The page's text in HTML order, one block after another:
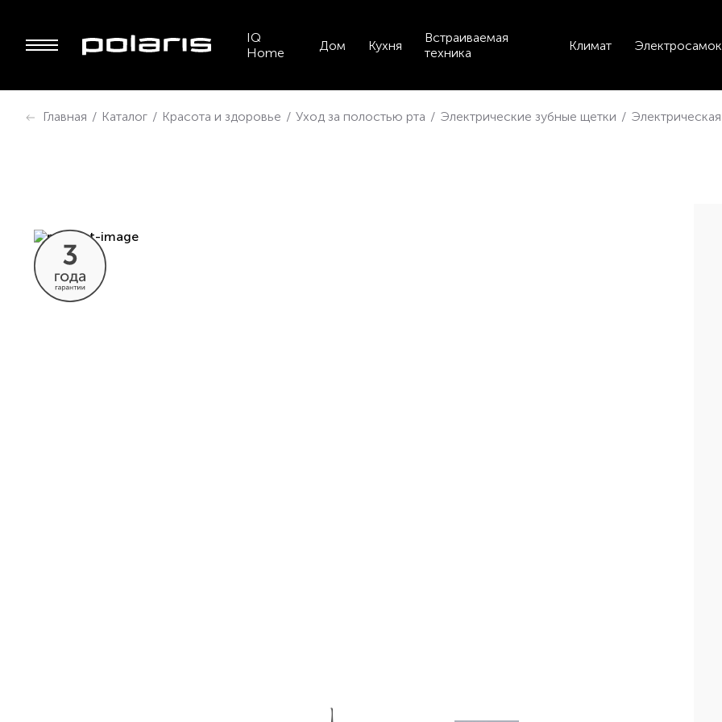
IQ
Home
Дом Кухня
Встраиваемая
техника
Климат
Главная / Каталог / Красота и здоровье / Уход за полостью рта / Электрические зубные щетки /